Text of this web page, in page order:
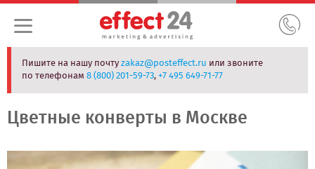
Пишите на нашу почтуzakaz@posteffect.ru или звоните
по телефонам8 (800) 201-59-73,+7 495 649-71-77
Цветные конверты в Москве